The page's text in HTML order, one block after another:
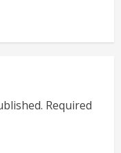
Required